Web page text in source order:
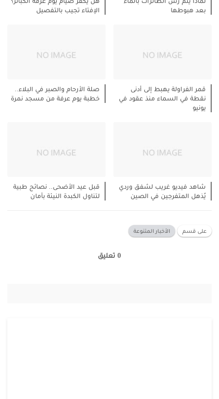
بعد هبوطها
الإفتاء تجيب بالتفصيل
قمر الفراولة يهبط إلى أدنى
نقطة في السماء منذ عقود في
يونيو
صلة الأرحام والصبر في البلاء..
خطبة يوم عرفة من مسجد نمرة
شاهد فيديو غريب لشفق وردي
يُذهل المتفرجين في الصين
قبل عيد الأضحى.. نصائح طبية
لتناول الكبدة النيئة بأمان
على قسم الأخبار المتنوعة
0 تعليق